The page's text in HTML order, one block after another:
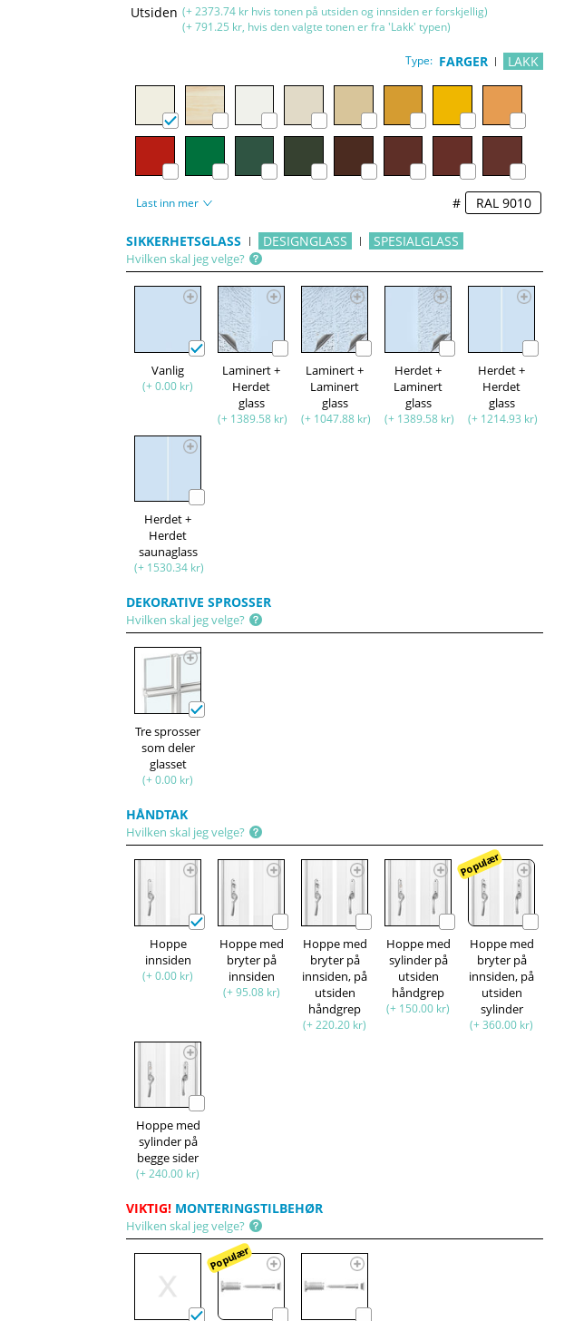
Utsiden (+ 2373.74 kr hvis tonen på utsiden og innsiden er forskjellig)
(+ 791.25 kr, hvis den valgte tonen er fra 'Lakk' typen)
Type: FARGER LAKK
Last inn mer #
SIKKERHETSGLASS DESIGNGLASS SPESIALGLASS
Hvilken skal jeg velge?
Vanlig
(+ 0.00 kr)
Laminert +
Herdet
glass
(+ 1389.58 kr)
Laminert +
Laminert
glass
(+ 1047.88 kr)
Herdet +
Laminert
glass
(+ 1389.58 kr)
Herdet +
Herdet
glass
(+ 1214.93 kr)
Herdet +
Herdet
saunaglass
(+ 1530.34 kr)
DEKORATIVE SPROSSER
Hvilken skal jeg velge?
Tre sprosser
som deler
glasset
(+ 0.00 kr)
HÅNDTAK
Hvilken skal jeg velge?
Hoppe
innsiden
(+ 0.00 kr)
Hoppe med
bryter på
innsiden
(+ 95.08 kr)
Hoppe med
bryter på
innsiden, på
utsiden
håndgrep
(+ 220.20 kr)
Hoppe med
sylinder på
utsiden
håndgrep
(+ 150.00 kr)
Populær
Hoppe med
bryter på
innsiden, på
utsiden
sylinder
(+ 360.00 kr)
Hoppe med
sylinder på
begge sider
(+ 240.00 kr)
VIKTIG! MONTERINGSTILBEHØR
Hvilken skal jeg velge?
Populær